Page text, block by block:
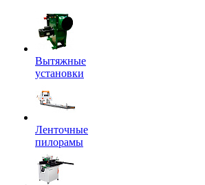
Вытяжные
установки
Ленточные
пилорамы